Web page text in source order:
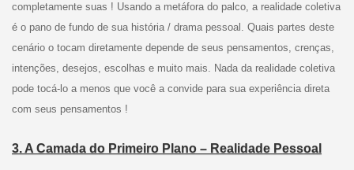
completamente suas ! Usando a metáfora do palco, a realidade coletiva
é o pano de fundo de sua história / drama pessoal. Quais partes deste
cenário o tocam diretamente depende de seus pensamentos, crenças,
intenções, desejos, escolhas e muito mais. Nada da realidade coletiva
pode tocá-lo a menos que você a convide para sua experiência direta
com seus pensamentos !
3. A Camada do Primeiro Plano – Realidade Pessoal